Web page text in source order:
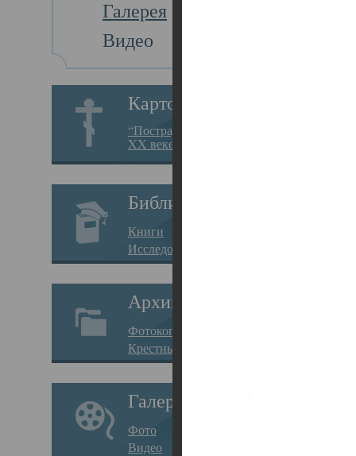
Галерея
Видео
Картотека
“Пострадавшие за веру в
XX веке на Севере”
Библиотека
Книги
Исследования
Архив
Фотокопии дел
Крестные ходы
Галерея
Фото
Видео